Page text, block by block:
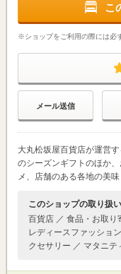
こ
※ショップをご利用の際には必
メール送信
大丸松坂屋百貨店が運営
のシーズンギフトのほか
メ、店舗のある各地の美
このショップの取り扱
百貨店 ／ 食品・お取り
レディースファッショ
クセサリー ／ マタニ